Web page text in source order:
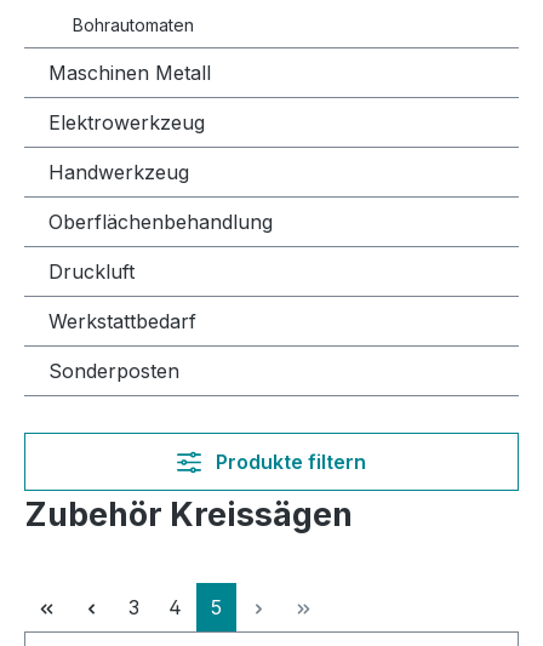
Bohrautomaten
Maschinen Metall
Elektrowerkzeug
Handwerkzeug
Oberflächenbehandlung
Druckluft
Werkstattbedarf
Sonderposten
Produkte filtern
Zubehör Kreissägen
Seite
3 Seite
4 Seite
5